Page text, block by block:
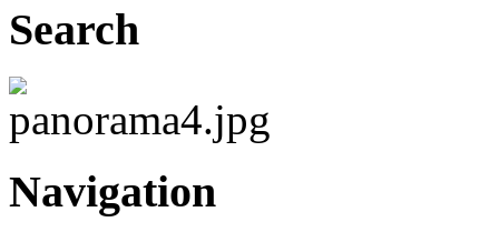
Search
Navigation